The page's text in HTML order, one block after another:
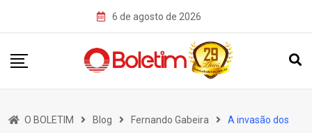
6 de agosto de 2026
O BOLETIM Blog Fernando Gabeira
A invasão dos